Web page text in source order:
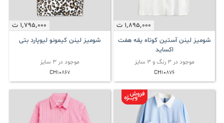
1٬895٬000 ت
شومیز لینن آستین کوتاه یقه هفت
اکساید
موجود در 3 رنگ و 3 سایز
CH10876
1٬795٬000 ت
شومیز لینن کیمونو لیوپارد بتی
موجود در 3 سایز
CH10867